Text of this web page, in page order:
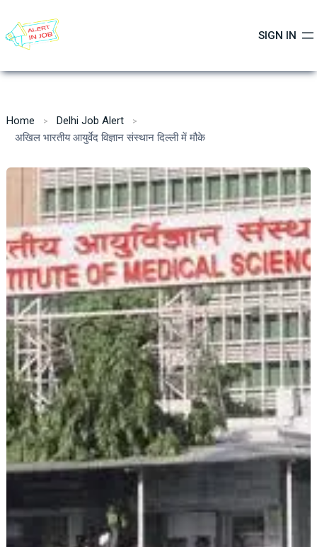
content
SIGN IN
Home
Delhi Job Alert
अखिल भारतीय आयुर्वेद विज्ञान संस्थान दिल्ली में मौके